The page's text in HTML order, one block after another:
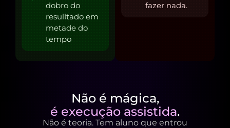
dobro do
resulltado em
metade do
tempo
fazer nada.
Não é mágica,
é execução assistida.
Não é teoria. Tem aluno que entrou